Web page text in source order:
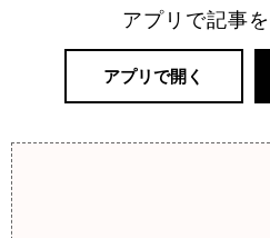
アプリで記事
アプリで開く